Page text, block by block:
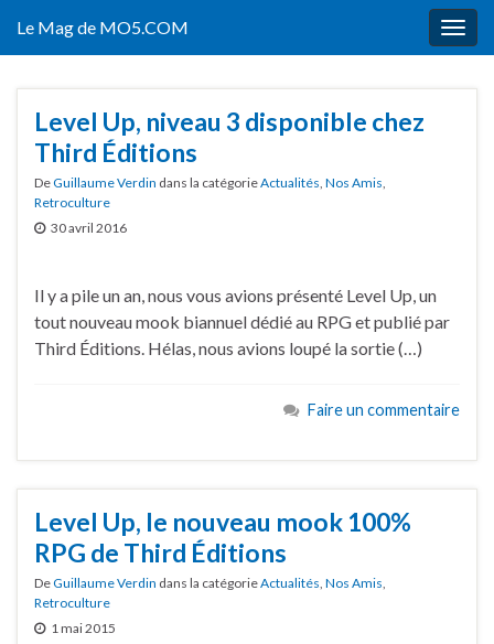
Le Mag de MO5.COM
Level Up, niveau 3 disponible chez
Third Éditions
DeGuillaume Verdin dans la catégorieActualités, Nos Amis,
Retroculture
30 avril 2016
Il y a pile un an, nous vous avions présenté Level Up, un
tout nouveau mook biannuel dédié au RPG et publié par
Third Éditions. Hélas, nous avions loupé la sortie (…)
Faire un commentaire
Level Up, le nouveau mook 100%
RPG de Third Éditions
DeGuillaume Verdin dans la catégorieActualités Nos Amis
Retroculture
1 mai 2015